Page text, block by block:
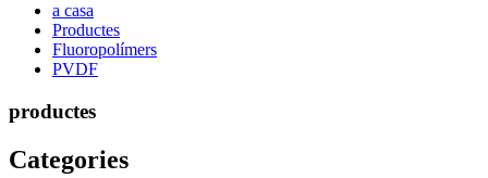
a casa
Productes
Fluoropolímers
PVDF
productes
Categories